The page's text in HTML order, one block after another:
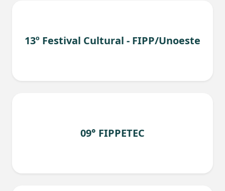
13º Festival Cultural - FIPP/Unoeste
09° FIPPETEC